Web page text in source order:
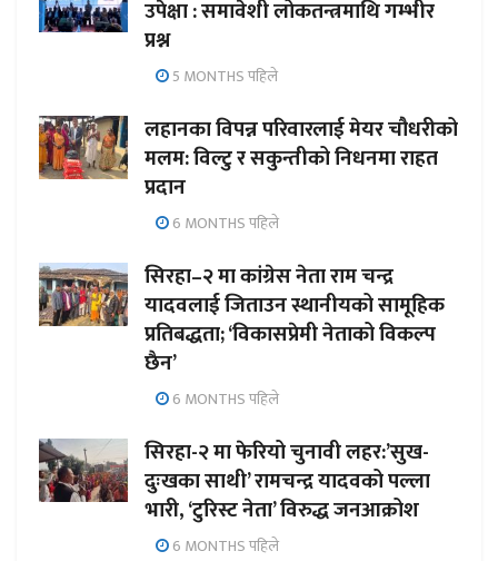
उपेक्षा : समावेशी लोकतन्त्रमाथि गम्भीर
प्रश्न
5 MONTHS पहिले
लहानका विपन्न परिवारलाई मेयर चौधरीको
मलम: विल्टु र सकुन्तीको निधनमा राहत
प्रदान
6 MONTHS पहिले
सिरहा–२ मा कांग्रेस नेता राम चन्द्र
यादवलाई जिताउन स्थानीयको सामूहिक
प्रतिबद्धता; ‘विकासप्रेमी नेताको विकल्प
छैन’
6 MONTHS पहिले
सिरहा-२ मा फेरियो चुनावी लहर:’सुख-
दुःखका साथी’ रामचन्द्र यादवको पल्ला
भारी, ‘टुरिस्ट नेता’ विरुद्ध जनआक्रोश
6 MONTHS पहिले